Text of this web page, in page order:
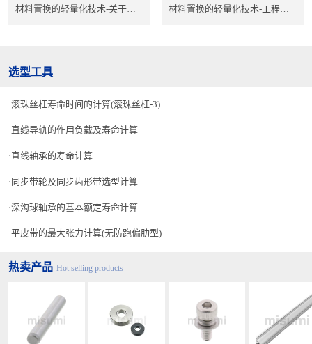
材料置换的轻量化技术-关于碳纤维
材料置换的轻量化技术-工程塑料
选型工具
滚珠丝杠寿命时间的计算(滚珠丝杠-3)
直线导轨的作用负载及寿命计算
直线轴承的寿命计算
同步带轮及同步齿形带选型计算
深沟球轴承的基本额定寿命计算
平皮带的最大张力计算(无防跑偏肋型)
热卖产品 Hot selling products